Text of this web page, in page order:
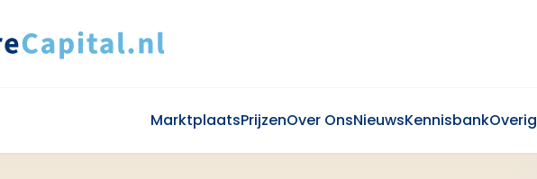
MarktplaatsPrijzenOver OnsNieuwsKennisbankOverig